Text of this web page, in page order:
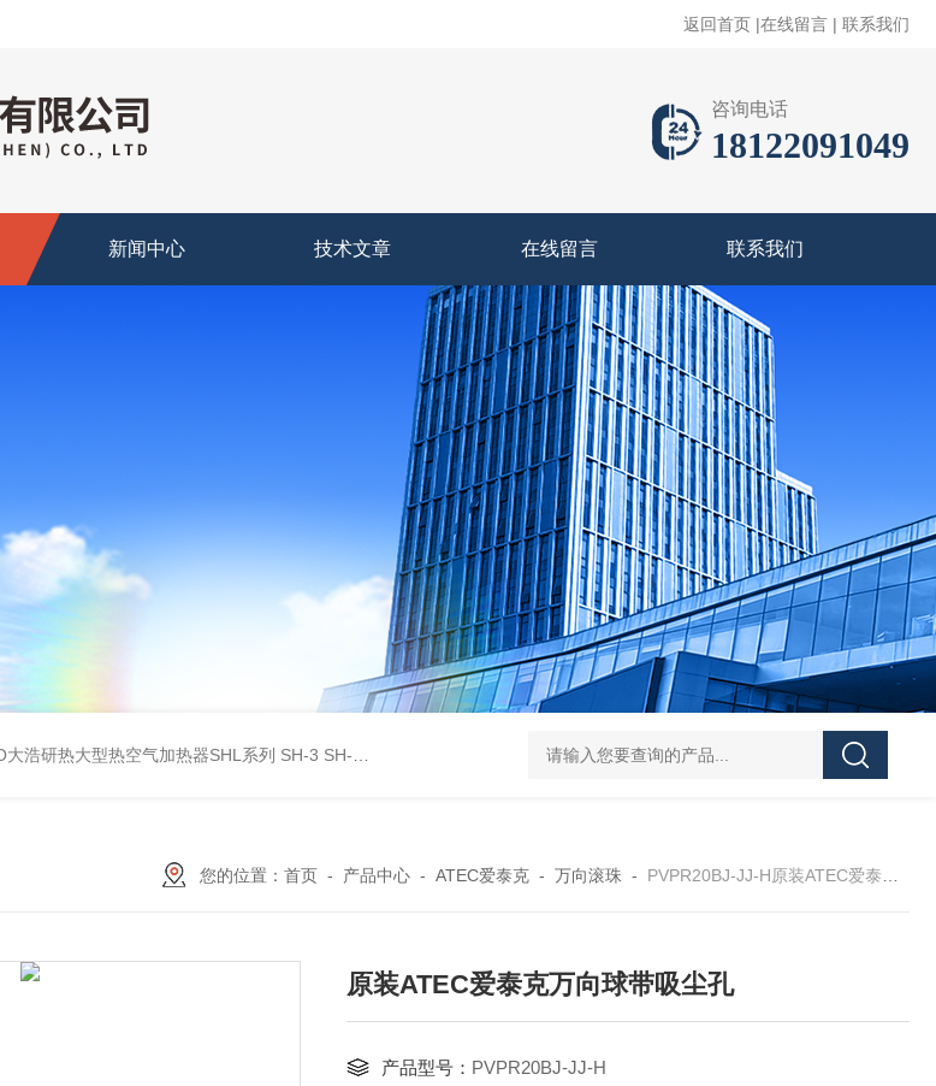
返回首页 |在线留言 | 联系我们
咨询电话
18122091049
新闻中心 技术文章 在线留言 联系我们
大浩研热大型热空气加热器SHL系列 SH-3 SH-4DAICO大浩研热水平热空气产生加热器SH系列 L-00/01/02/03DAICO大浩研
您的位置： 首页- 产品中心- ATEC爱泰克- 万向滚珠 - PVPR20BJ-JJ-H原装ATEC爱泰克万向球带吸尘孔
原装ATEC爱泰克万向球带吸尘孔
产品型号： PVPR20BJ-JJ-H